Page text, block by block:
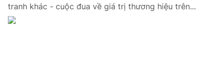
Pháp luật
tranh khác - cuộc đua về giá trị thương hiệu trên...